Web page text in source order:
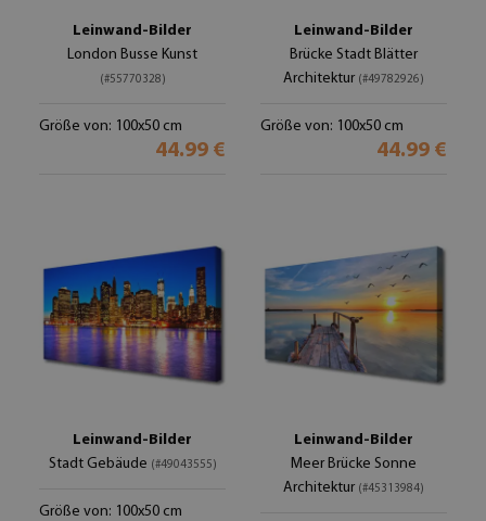
Leinwand-Bilder
London Busse Kunst
(#55770328)
Größe von: 100x50 cm
44.99 €
Leinwand-Bilder
Brücke Stadt Blätter
Architektur (#49782926)
Größe von: 100x50 cm
44.99 €
Leinwand-Bilder
Stadt Gebäude (#49043555)
Größe von: 100x50 cm
Leinwand-Bilder
Meer Brücke Sonne
Architektur (#45313984)